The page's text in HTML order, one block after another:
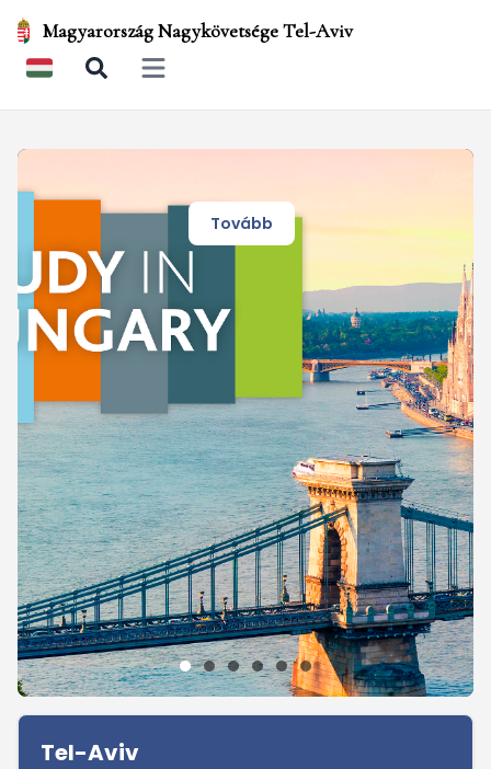
Magyarország Nagykövetsége Tel-Aviv
Open main menu
Tovább
Sidebar
Tel-Aviv